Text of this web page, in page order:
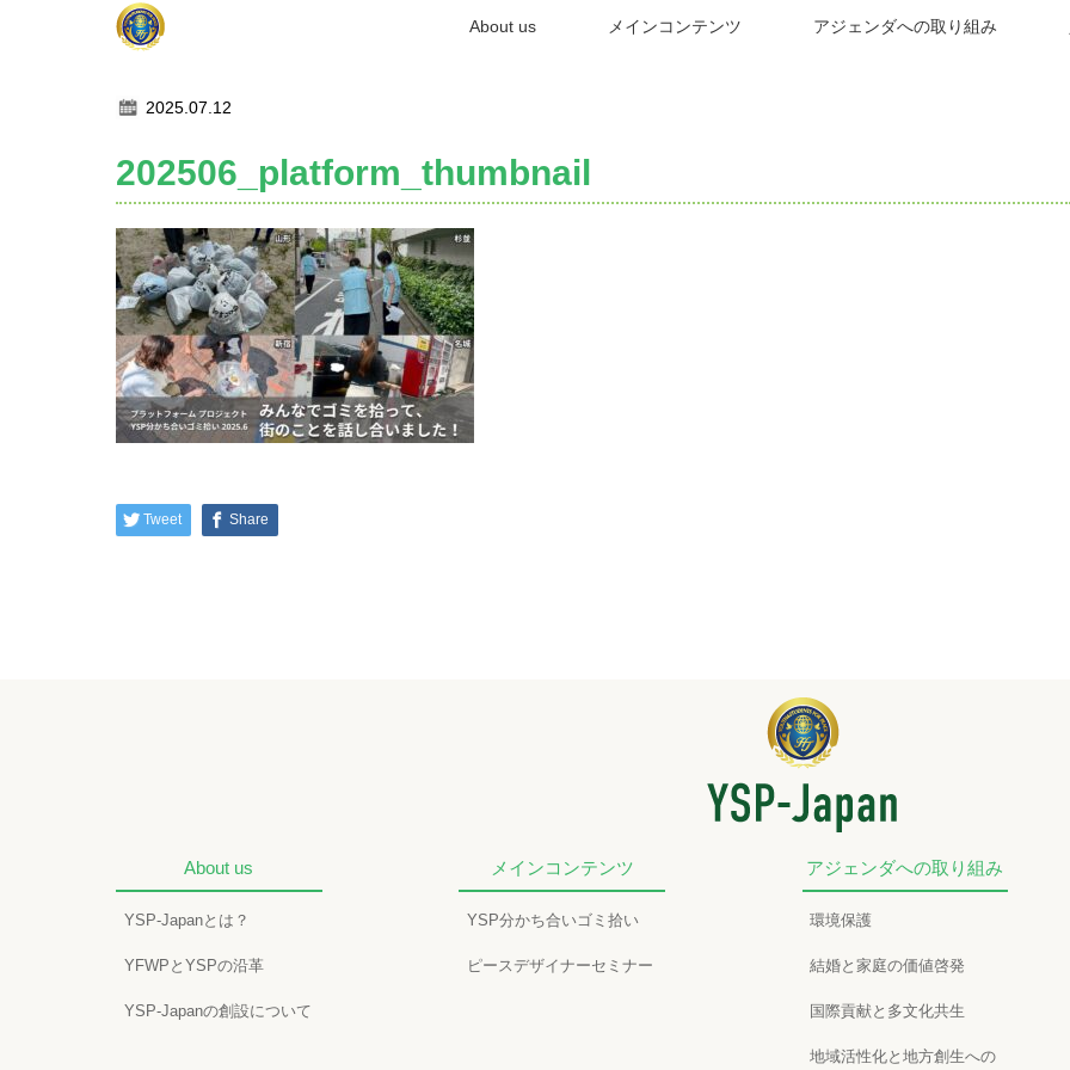
About us メインコンテンツ アジェンダへの取り組み
ホーム
202506_platform_thumbnail
2025.07.12
202506_platform_thumbnail
Tweet Share
About us
YSP-Japanとは？
YFWPとYSPの沿革
YSP-Japanの創設について
メインコンテンツ
YSP分かち合いゴミ拾い
ピースデザイナーセミナー
アジェンダへの取り組み
環境保護
結婚と家庭の価値啓発
国際貢献と多文化共生
地域活性化と地方創生への